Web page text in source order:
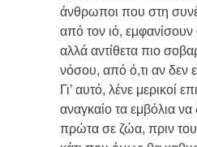
άνθρωποι που στη
από τον ιό, εμφανίσουν
αλλά αντίθετα πιο
νόσου, από ό,τι αν δεν
Γι’ αυτό, λένε μερικοί
αναγκαίο τα εμβόλια
πρώτα σε ζώα, πριν